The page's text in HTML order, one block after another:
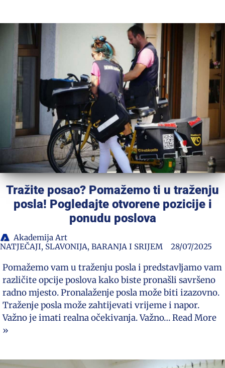
Tražite posao? Pomažemo ti u traženju
posla! Pogledajte otvorene pozicije i
ponudu poslova
Akademija Art
NATJEČAJI, SLAVONIJA, BARANJA I SRIJEM 28/07/2025
Pomažemo vam u traženju posla i predstavljamo vam
različite opcije poslova kako biste pronašli savršeno
radno mjesto. Pronalaženje posla može biti izazovno.
Traženje posla može zahtijevati vrijeme i napor.
Važno je imati realna očekivanja. Važno…Read More
»